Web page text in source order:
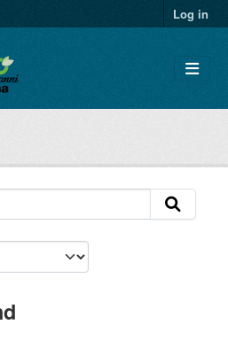
Log in